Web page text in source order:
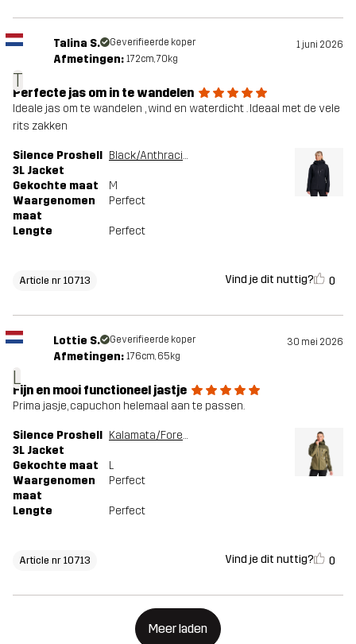
T
Talina S. Geverifieerde koper 1 juni 2026
Afmetingen: 172cm, 70kg
Perfecte jas om in te wandelen
Ideale jas om te wandelen , wind en waterdicht . Ideaal met de vele
rits zakken
Silence Proshell
3L Jacket
Black/Anthracite
Gekochte maat
M
Waargenomen
maat
Perfect
Lengte Perfect
Article nr 10713 Vind je dit nuttig? 0
L
Lottie S. Geverifieerde koper 30 mei 2026
Afmetingen: 176cm, 65kg
Fijn en mooi functioneel jastje
Prima jasje, capuchon helemaal aan te passen.
Silence Proshell
3L Jacket
Kalamata/Forest Night
Gekochte maat
L
Waargenomen
maat
Perfect
Lengte Perfect
Article nr 10713 Vind je dit nuttig? 0
Meer laden